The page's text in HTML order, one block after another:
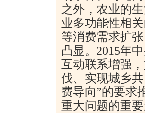
之外，农业的
业多功能性相
等消费需求扩
凸显。2015年
互动联系增强
伐、实现城乡
费导向”的要求
重大问题的重